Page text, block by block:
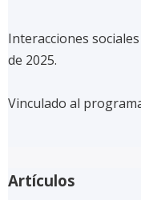
Interacciones
de 2025.
Vinculado al
Artículos